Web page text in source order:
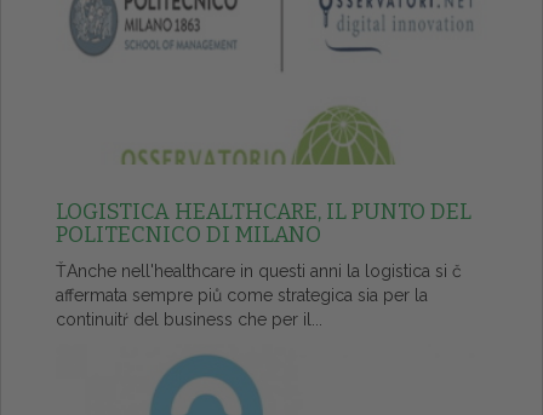
LOGISTICA HEALTHCARE, IL PUNTO DEL
POLITECNICO DI MILANO
ŤAnche nell'healthcare in questi anni la logistica si č
affermata sempre piů come strategica sia per la
continuitŕ del business che per il...